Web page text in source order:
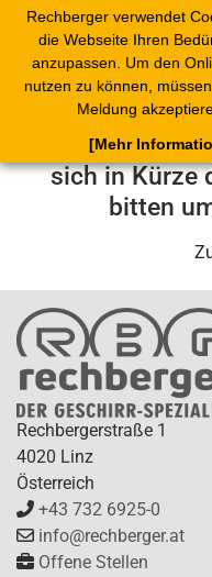
Rechberger verwendet
die Webseite Ihren
anzupassen. Um den
nutzen zu können,
Meldung
[Mehr
Leider ist
aufgetreten.
sich in Kürze
bitten
Rechbergerstraße 1
4020 Linz
Österreich
+43 732 6925-0
info@rechberger.at
Offene Stellen